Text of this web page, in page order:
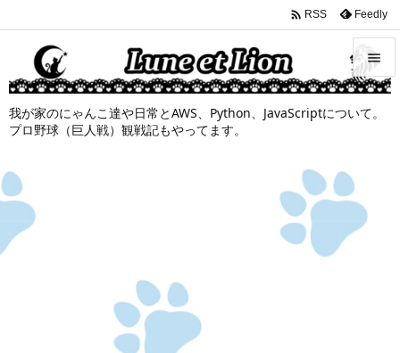
我が家のにゃんこ達や日常とAWS、Python、JavaScriptについて。
プロ野球（巨人戦）観戦記もやってます。


メニュ
前へ
 RSS Feedly